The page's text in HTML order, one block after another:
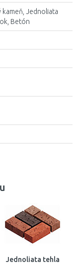
Jednoliata tehla
kameň, Jednoliata
Betón